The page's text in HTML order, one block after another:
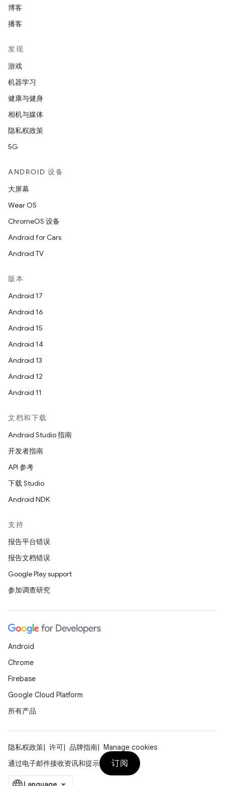
博客
播客
发现
游戏
机器学习
健康与健身
相机与媒体
隐私权政策
5G
ANDROID 设备
大屏幕
Wear OS
ChromeOS 设备
Android for Cars
Android TV
版本
Android 17
Android 16
Android 15
Android 14
Android 13
Android 12
Android 11
文档和下载
Android Studio 指南
开发者指南
API 参考
下载 Studio
Android NDK
支持
报告平台错误
报告文档错误
Google Play support
参加调查研究
Android
Chrome
Firebase
Google Cloud Platform
所有产品
隐私权政策 许可 品牌指南
Manage cookies
通过电子邮件接收资讯和提示
订阅